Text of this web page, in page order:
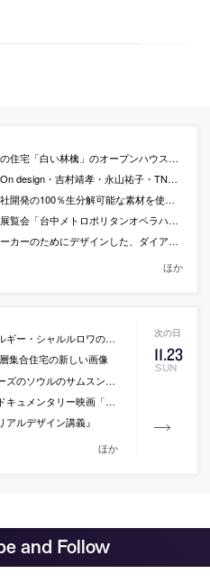
い林檎」のオープンハウスが開催[2014/11/30・12/1]
とフランス人建築家6組による建築展「PARIS TOKYO – 都市の生成と継承をめぐる対話 -」の会場写真
％生分解可能な素材を使用したアパレルラインを発売
メトロポリタンオペラハウスの軌跡 2005-2014」の動画
ンした、ダイアモンドとホワイトゴールドを使用したブレスレットの写真
ほか
11.23
SUN
警察本部とダンス施設の増築の写真
集合住宅の新しい画像
after mass studies does architecture」の会場写真など
なる部屋 内藤礼と、光たち」の予告編
ルデザイン講義』
ほか
and Follow